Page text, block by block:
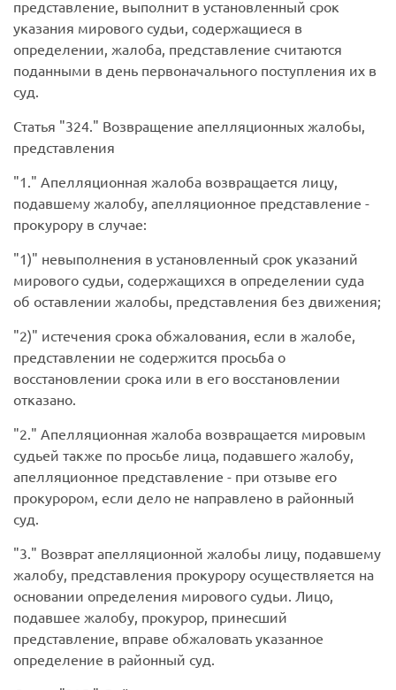
представление, выполнит в установленный срок
указания мирового судьи, содержащиеся в
определении, жалоба, представление считаются
поданными в день первоначального поступления их в
суд.
Статья
324.
Возвращение апелляционных жалобы,
представления
1. Апелляционная жалоба возвращается лицу,
подавшему жалобу, апелляционное представление -
прокурору в случае:
1)
невыполнения в установленный срок указаний
мирового судьи, содержащихся в определении суда
об оставлении жалобы, представления без движения;
2)
истечения срока обжалования, если в жалобе,
представлении не содержится просьба о
восстановлении срока или в его восстановлении
отказано.
2. Апелляционная жалоба возвращается мировым
судьей также по просьбе лица, подавшего жалобу,
апелляционное представление - при отзыве его
прокурором, если дело не направлено в районный
суд.
3.
Возврат апелляционной жалобы лицу, подавшему
жалобу, представления прокурору осуществляется на
основании определения мирового судьи. Лицо,
подавшее жалобу, прокурор, принесший
представление, вправе обжаловать указанное
определение в районный суд.